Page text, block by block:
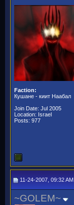
Faction:
Кушане - киит Наабал
Join Date: Jul 2005
Location: Israel
Posts: 977
11-24-2007, 09:32 AM
~GOLEM~